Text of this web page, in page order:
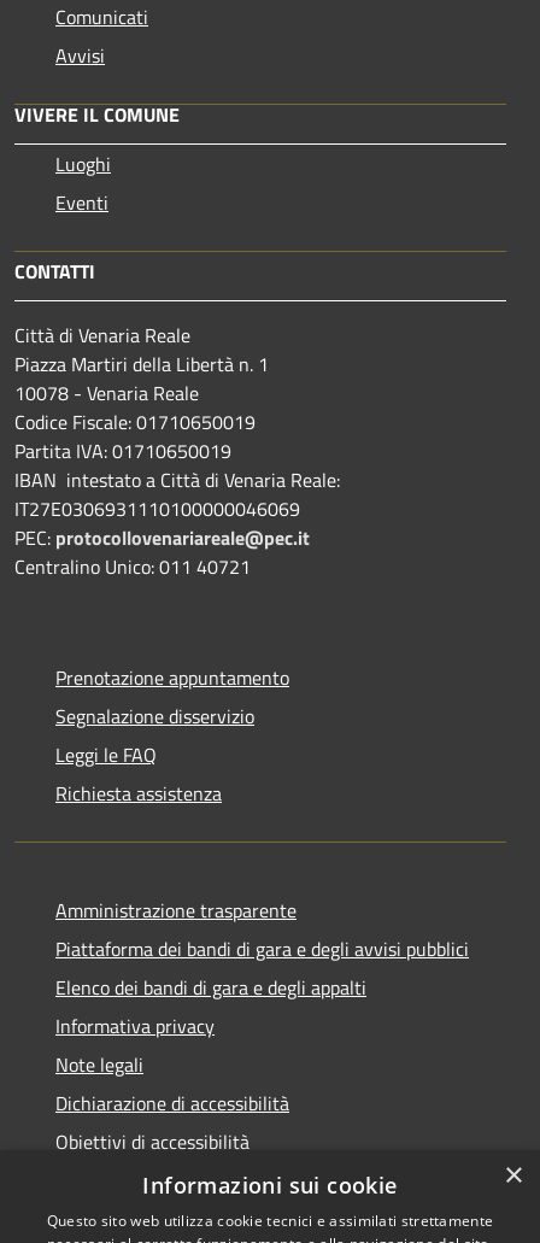
Comunicati
Avvisi
VIVERE IL COMUNE
Luoghi
Eventi
CONTATTI
Città di Venaria Reale
Piazza Martiri della Libertà n. 1
10078 - Venaria Reale
Codice Fiscale: 01710650019
Partita IVA: 01710650019
IBAN intestato a Città di Venaria Reale:
IT27E0306931110100000046069
PEC: protocollovenariareale@pec.it
Centralino Unico: 011 40721
Prenotazione appuntamento
Segnalazione disservizio
Leggi le FAQ
Richiesta assistenza
Amministrazione trasparente
Piattaforma dei bandi di gara e degli avvisi pubblici
Elenco dei bandi di gara e degli appalti
Informativa privacy
Note legali
Dichiarazione di accessibilità
Obiettivi di accessibilità
×
Informazioni sui cookie
Questo sito web utilizza cookie tecnici e assimilati strettamente